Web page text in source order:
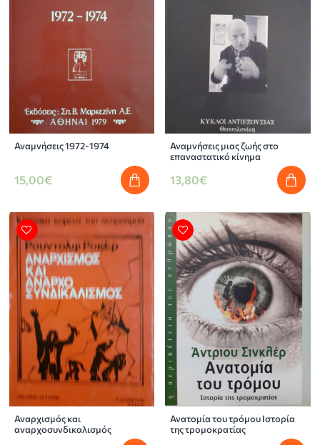
Αναμνήσεις 1972-1974
15,00€
Αναμνήσεις μιας ζωής στο
επαναστατικό κίνημα
13,80€
Αναρχισμός και
αναρχοσυνδικαλισμός
Ανατομία του τρόμου Ιστορία
της τρομοκρατίας